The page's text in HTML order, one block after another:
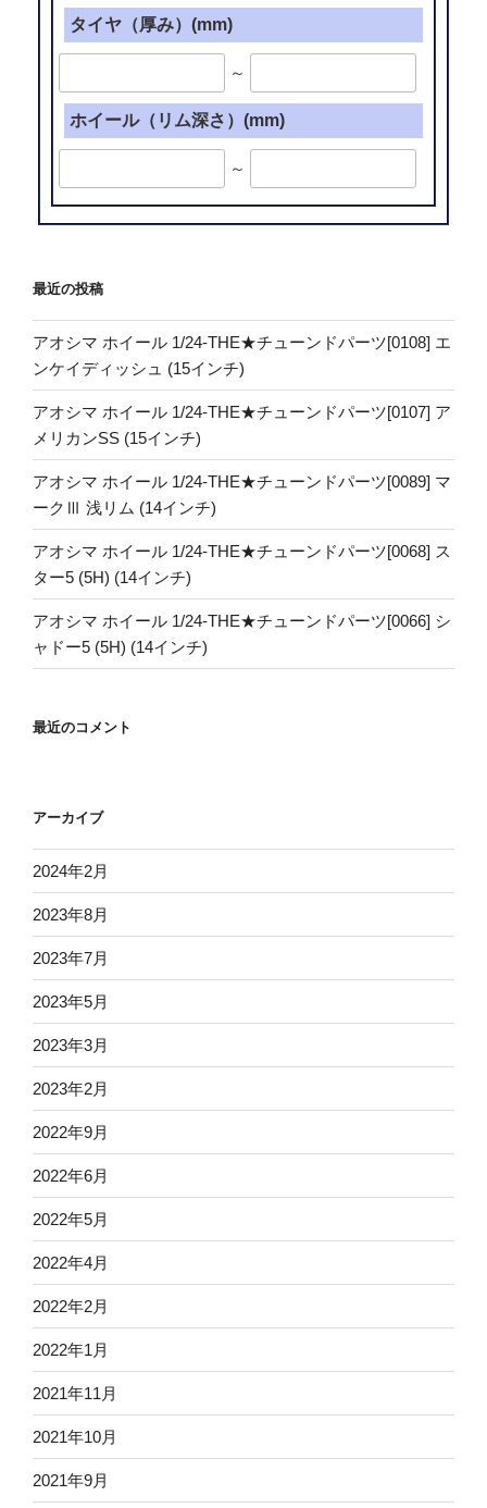
タイヤ（厚み）(mm)
～
ホイール（リム深さ）(mm)
～
最近の投稿
アオシマ ホイール 1/24-THE★チューンドパーツ[0108] エ
ンケイディッシュ (15インチ)
アオシマ ホイール 1/24-THE★チューンドパーツ[0107] ア
メリカンSS (15インチ)
アオシマ ホイール 1/24-THE★チューンドパーツ[0089] マ
ークⅢ 浅リム (14インチ)
アオシマ ホイール 1/24-THE★チューンドパーツ[0068] ス
ター5 (5H) (14インチ)
アオシマ ホイール 1/24-THE★チューンドパーツ[0066] シ
ャドー5 (5H) (14インチ)
最近のコメント
アーカイブ
2024年2月
2023年8月
2023年7月
2023年5月
2023年3月
2023年2月
2022年9月
2022年6月
2022年5月
2022年4月
2022年2月
2022年1月
2021年11月
2021年10月
2021年9月